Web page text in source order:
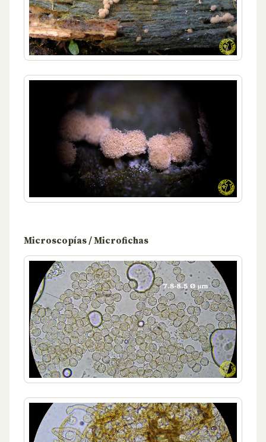
Microscopías / Microfichas